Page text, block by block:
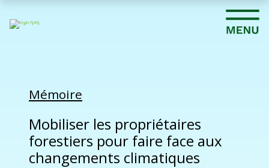
Mémoire
Mobiliser les propriétaires
forestiers pour faire face aux
changements climatiques